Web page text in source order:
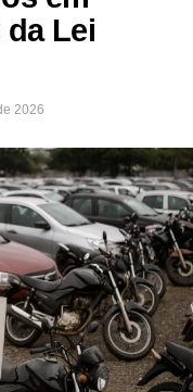
Lei
2026